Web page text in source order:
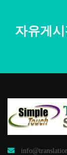
자유게